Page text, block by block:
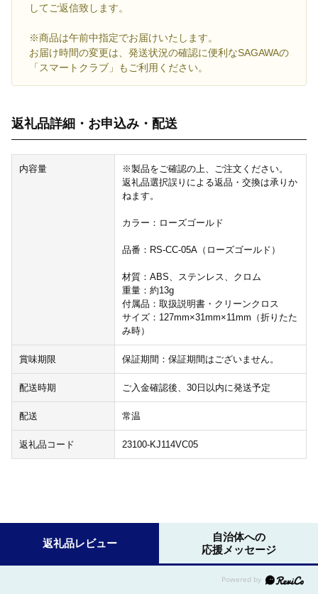
してご返信致します。
※商品は午前中指定でお届けいたします。
お届け時間の変更は、発送状況の確認に便利なSAGAWAの
「スマートクラブ」もご利用ください。
返礼品詳細・お申込み・配送
内容量
※製品をご確認の上、ご注文ください。
返礼品選択誤りによる返品・交換は承りか
ねます。
カラー：ローズゴールド
品番：RS-CC-05A（ローズゴールド）
材質：ABS、ステンレス、クロム
重量：約13g
付属品：取扱説明書・クリーンクロス
サイズ：127mm×31mm×11mm（折りたた
み時）
賞味期限 保証期間：保証期間はございません。
配送時期 ご入金確認後、30日以内に発送予定
配送 常温
返礼品コード 23100-KJ114VC05
返礼品レビュー
自治体への
応援メッセージ